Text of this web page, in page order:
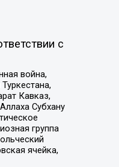
с
война,
Кавказ,
Субхану
группа
ячейка,